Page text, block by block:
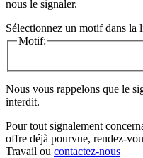
nous le signaler.
Sélectionnez un motif dans la
Motif:
Nous vous rappelons que le
interdit.
Pour tout signalement
offre déjà pourvue, rendez-
Travail ou contactez-nous